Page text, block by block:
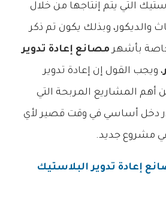
التي يتم إنتاجها من خلال
والديكور، وبذلك يكون تم ذكر
بأشهر مصانع إعادة تدوير
، ويجب القول إن إعادة تدوير
المشاريع المربحة التي
دخل أساسي في وقت قصير لأي
مشروع جديد.
إعادة تدوير البلاستيك